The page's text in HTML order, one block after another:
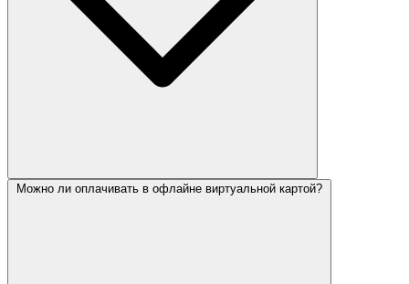
Можно ли оплачивать в офлайне виртуальной картой?